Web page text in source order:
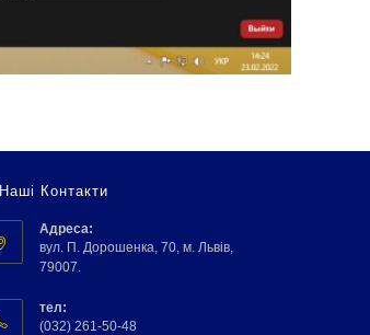
Наші Контакти
Адреса:
вул. П. Дорошенка, 70, м. Львів,
79007.
тел:
(032) 261-50-48